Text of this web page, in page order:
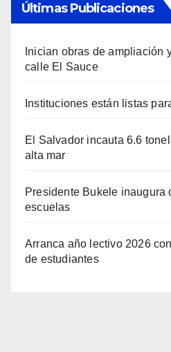
Últimas Publicaciones
Inician obras de ampliación
calle El Sauce
Instituciones están listas
El Salvador incauta 6.6
alta mar
Presidente Bukele inaugura
escuelas
Arranca año lectivo 2026
de estudiantes